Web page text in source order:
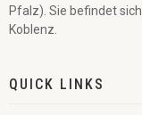
Pfalz). Sie befindet
Koblenz.
QUICK LINKS